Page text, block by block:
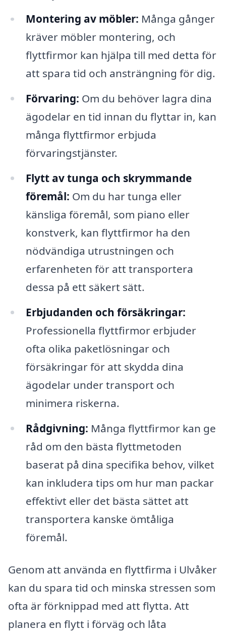
Montering av möbler: Många gånger
kräver möbler montering, och
flyttfirmor kan hjälpa till med detta för
att spara tid och ansträngning för dig.
Förvaring: Om du behöver lagra dina
ägodelar en tid innan du flyttar in, kan
många flyttfirmor erbjuda
förvaringstjänster.
Flytt av tunga och skrymmande
föremål: Om du har tunga eller
känsliga föremål, som piano eller
konstverk, kan flyttfirmor ha den
nödvändiga utrustningen och
erfarenheten för att transportera
dessa på ett säkert sätt.
Erbjudanden och försäkringar:
Professionella flyttfirmor erbjuder
ofta olika paketlösningar och
försäkringar för att skydda dina
ägodelar under transport och
minimera riskerna.
Rådgivning: Många flyttfirmor kan ge
råd om den bästa flyttmetoden
baserat på dina specifika behov, vilket
kan inkludera tips om hur man packar
effektivt eller det bästa sättet att
transportera kanske ömtåliga
föremål.
Genom att använda en flyttfirma i Ulvåker
kan du spara tid och minska stressen som
ofta är förknippad med att flytta. Att
planera en flytt i förväg och låta